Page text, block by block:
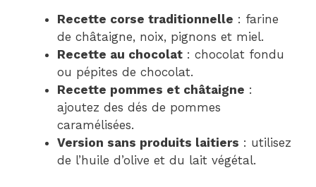
Recette corse traditionnelle : farine
de châtaigne, noix, pignons et miel.
Recette au chocolat : chocolat fondu
ou pépites de chocolat.
Recette pommes et châtaigne :
ajoutez des dés de pommes
caramélisées.
Version sans produits laitiers : utilisez
de l’huile d’olive et du lait végétal.